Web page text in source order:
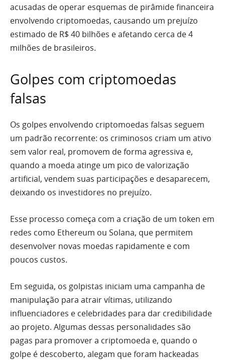
acusadas de operar esquemas de pirâmide financeira
envolvendo criptomoedas, causando um prejuízo
estimado de R$ 40 bilhões e afetando cerca de 4
milhões de brasileiros.
Golpes com criptomoedas
falsas
Os golpes envolvendo criptomoedas falsas seguem
um padrão recorrente: os criminosos criam um ativo
sem valor real, promovem de forma agressiva e,
quando a moeda atinge um pico de valorização
artificial, vendem suas participações e desaparecem,
deixando os investidores no prejuízo.
Esse processo começa com a criação de um token em
redes como Ethereum ou Solana, que permitem
desenvolver novas moedas rapidamente e com
poucos custos.
Em seguida, os golpistas iniciam uma campanha de
manipulação para atrair vítimas, utilizando
influenciadores e celebridades para dar credibilidade
ao projeto. Algumas dessas personalidades são
pagas para promover a criptomoeda e, quando o
golpe é descoberto, alegam que foram hackeadas